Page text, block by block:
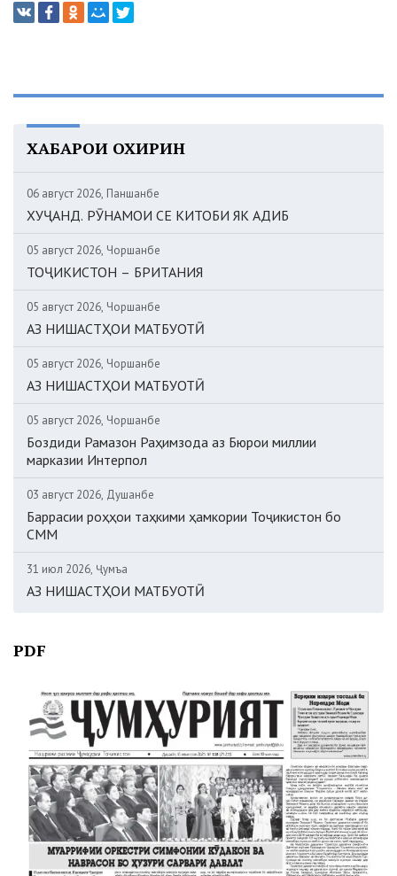
ХАБАРҲОИ ОХИРИН
06 август 2026, Панҷшанбе
ХУҶАНД. РӮНАМОИ СЕ КИТОБИ ЯК АДИБ
05 август 2026, Чоршанбе
ТОҶИКИСТОН – БРИТАНИЯ
05 август 2026, Чоршанбе
АЗ НИШАСТҲОИ МАТБУОТӢ
05 август 2026, Чоршанбе
АЗ НИШАСТҲОИ МАТБУОТӢ
05 август 2026, Чоршанбе
Боздиди Рамазон Раҳимзода аз Бюрои миллии
марказии Интерпол
03 август 2026, Душанбе
Баррасии роҳҳои таҳкими ҳамкории Тоҷикистон бо
СММ
31 июл 2026, Ҷумъа
АЗ НИШАСТҲОИ МАТБУОТӢ
PDF